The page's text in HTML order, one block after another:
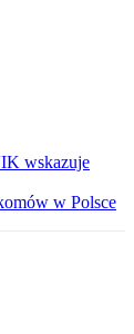
wskazuje
w Polsce